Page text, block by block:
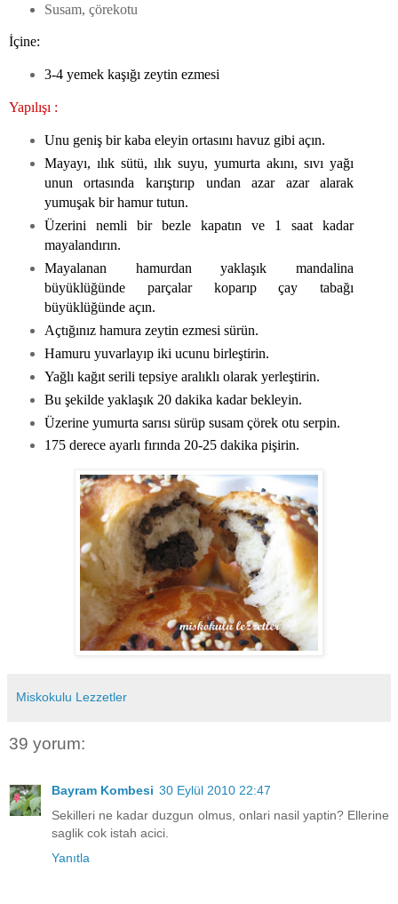
Susam, çörekotu
İçine:
3-4 yemek kaşığı zeytin ezmesi
Yapılışı :
Unu geniş bir kaba eleyin ortasını havuz gibi açın.
Mayayı, ılık sütü, ılık suyu, yumurta akını, sıvı yağı
unun ortasında karıştırıp undan azar azar alarak
yumuşak bir hamur tutun.
Üzerini nemli bir bezle kapatın ve 1 saat kadar
mayalandırın.
Mayalanan hamurdan yaklaşık mandalina
büyüklüğünde parçalar koparıp çay tabağı
büyüklüğünde açın.
Açtığınız hamura zeytin ezmesi sürün.
Hamuru yuvarlayıp iki ucunu birleştirin.
Yağlı kağıt serili tepsiye aralıklı olarak yerleştirin.
Bu şekilde yaklaşık 20 dakika kadar bekleyin.
Üzerine yumurta sarısı sürüp susam çörek otu serpin.
175 derece ayarlı fırında 20-25 dakika pişirin.
Miskokulu Lezzetler
39 yorum:
Bayram Kombesi 30 Eylül 2010 22:47
Sekilleri ne kadar duzgun olmus, onlari nasil yaptin? Ellerine
saglik cok istah acici.
Yanıtla